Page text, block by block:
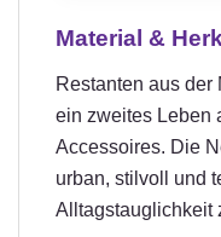
Material &
Restanten aus der
ein zweites Leben
Accessoires. Die
urban, stilvoll und
Alltagstauglichkeit